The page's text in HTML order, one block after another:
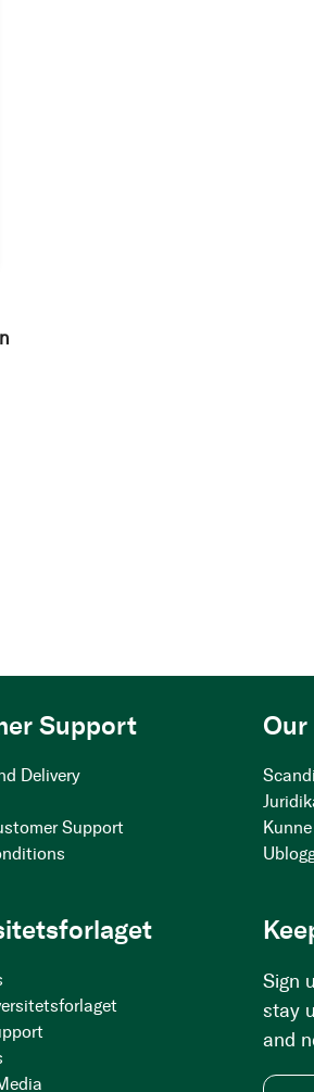
Support
Delivery
Support
Our
Kunne
Sign
stay
and